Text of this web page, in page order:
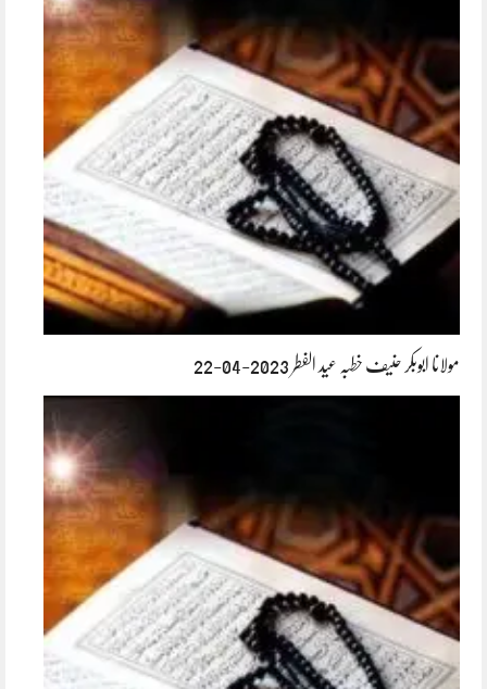
مولانا ابوبکر حنیف خطبہ عید الفطر 2023-04-22